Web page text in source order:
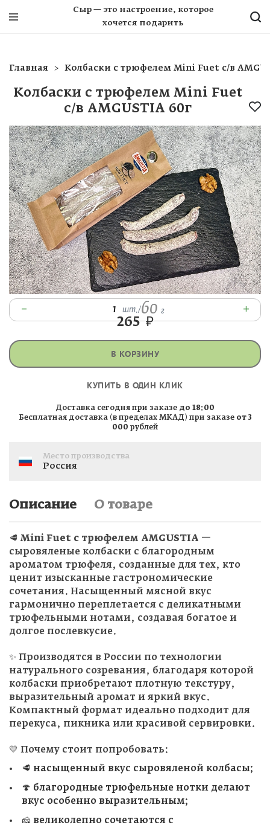
Сыр — это настроение, которое
хочется подарить
Главная Колбаски с трюфелем Mini Fuet с/в
Колбаски с трюфелем Mini Fuet
с/в AMGUSTIA 60г
– 1 шт. /60 г +
265₽
В КОРЗИНУ
КУПИТЬ В ОДИН КЛИК
Доставка сегодня при заказе до 18:00
Бесплатная доставка (в пределах МКАД) при заказе от 3
000 рублей
Место производства
Россия
Описание О товаре
🥩 Mini Fuet с трюфелем AMGUSTIA —
сыровяленые колбаски с благородным
ароматом трюфеля, созданные для тех, кто
ценит изысканные гастрономические
сочетания. Насыщенный мясной вкус
гармонично переплетается с деликатными
трюфельными нотами, создавая богатое и
долгое послевкусие.
✨ Производятся в России по технологии
натурального созревания, благодаря которой
колбаски приобретают плотную текстуру,
выразительный аромат и яркий вкус.
Компактный формат идеально подходит для
перекуса, пикника или красивой сервировки.
💛 Почему стоит попробовать:
🥩 насыщенный вкус сыровяленой колбасы;
🍄 благородные трюфельные нотки делают
вкус особенно выразительным;
🧀 великолепно сочетаются с